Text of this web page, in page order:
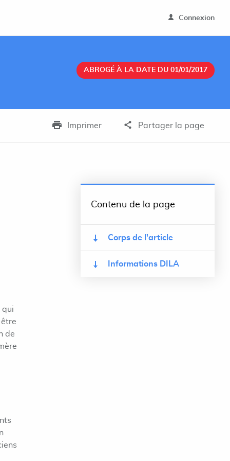
Connexion
ABROGÉ À LA DATE DU 01/01/2017
Imprimer Partager la page
qui
de
Contenu de la page
Corps de l'article
Informations DILA